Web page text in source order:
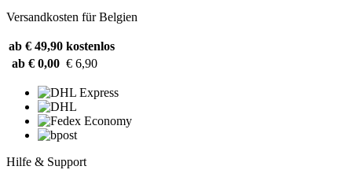
Versandkosten für Belgien
ab € 49,90 kostenlos
ab € 0,00 € 6,90
Hilfe & Support